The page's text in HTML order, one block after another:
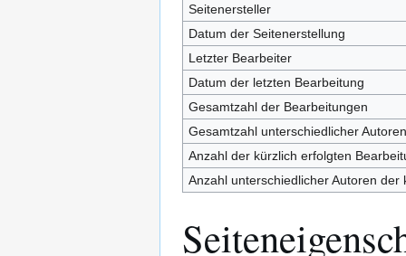
Seitenersteller
Datum der Seitenerstellung
Letzter Bearbeiter
Datum der letzten Bearbeitung
Gesamtzahl der Bearbeitungen
Gesamtzahl unterschiedlicher Autoren
Anzahl der kürzlich erfolgten
Anzahl unterschiedlicher Autoren